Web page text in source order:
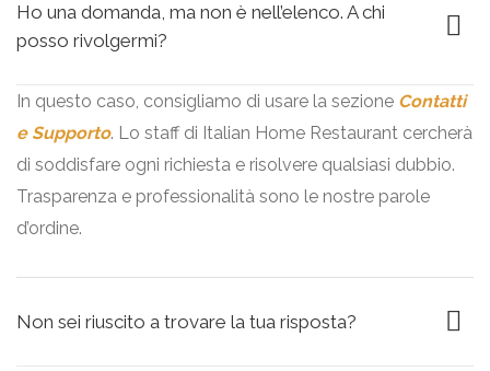
Ho una domanda, ma non è nell’elenco. A chi
posso rivolgermi?
In questo caso, consigliamo di usare la sezione Contatti
e Supporto. Lo staff di Italian Home Restaurant cercherà
di soddisfare ogni richiesta e risolvere qualsiasi dubbio.
Trasparenza e professionalità sono le nostre parole
d’ordine.
Non sei riuscito a trovare la tua risposta?